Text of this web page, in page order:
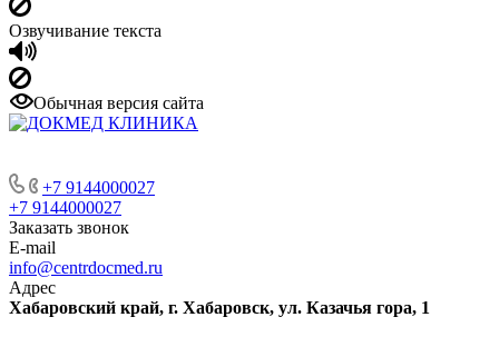
Озвучивание текста
Обычная версия сайта
+7 9144000027
+7 9144000027
Заказать звонок
E-mail
info@centrdocmed.ru
Адрес
Хабаровский край, г. Хабаровск, ул. Казачья гора, 1